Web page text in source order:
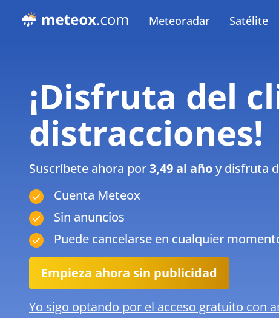
Meteoradar Satélite
¡Disfruta del
distracciones!
Suscríbete ahora por3,49 al añoy disfruta
Cuenta Meteox
Sin anuncios
Puede cancelarse en cualquier
Empieza ahora sin publicidad
Yo sigo optando por el acceso gratuito con